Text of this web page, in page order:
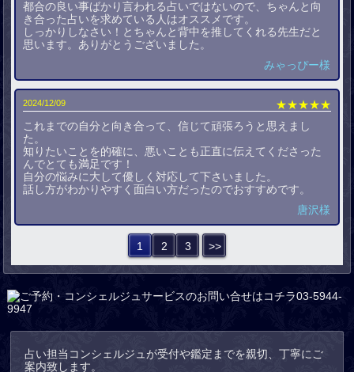
都合の良い事ばかり言われる占いではないので、ちゃんと向
き合った占いを求めている人はオススメです。
しっかりしなさい！とちゃんと背中を推してくれる先生だと
思います。ありがとうございました。
みゃっぴー様
2024/12/09
★★★★★
これまでの自分と向き合って、信じて頑張ろうと思えまし
た。
知りたいことを的確に、悪いことも正直に伝えてくださった
んでとても満足です！
自分の悩みに大して優しく対応して下さいました。
話し方がわかりやすく面白い方だったのでおすすめです。
唐沢様
1 2 3 >>
占い担当コンシェルジュが受付や鑑定までを親切、丁寧にご
案内致します。